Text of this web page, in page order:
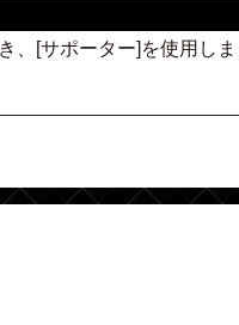
、[サポーター]を使用し